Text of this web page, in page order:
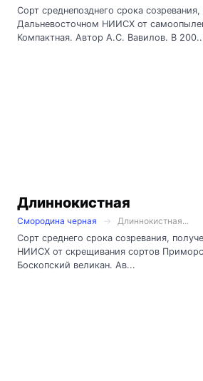
Сорт среднепозднего срока созревания,
Дальневосточном НИИСХ от
Компактная. Автор А.С. Вавилов. В
Длиннокистная
Смородина черная
Длиннокистная...
Сорт среднего срока созревания,
НИИСХ от скрещивания сортов
Боскопский великан. Ав...